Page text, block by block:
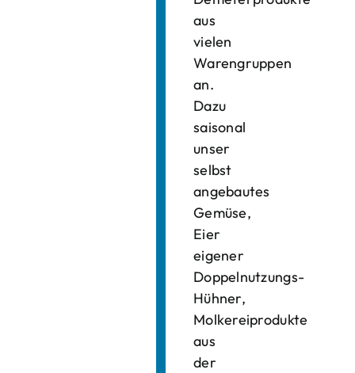
aus
vielen
Warengruppen
an.
Dazu
saisonal
unser
selbst
angebautes
Gemüse,
Eier
eigener
Doppelnutzungs-
Hühner,
Molkereiprodukte
aus
der